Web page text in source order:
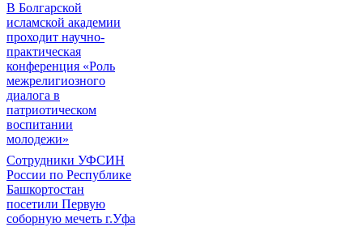
В Болгарской
исламской академии
проходит научно-
практическая
конференция «Роль
межрелигиозного
диалога в
патриотическом
воспитании
молодежи»
Сотрудники УФСИН
России по Республике
Башкортостан
посетили Первую
соборную мечеть г.Уфа